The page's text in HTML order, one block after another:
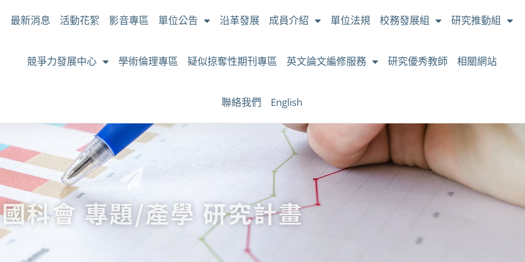
最新消息 活動花絮 影音專區 單位公告 沿革發展 成員介紹 單位法規 校務發展組 研究推動組
競爭力發展中心 學術倫理專區 疑似掠奪性期刊專區 英文論文編修服務 研究優秀教師 相關網站
聯絡我們 English
科會 專題/產學 研究計畫